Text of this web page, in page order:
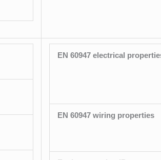
EN 60947 electrical
EN 60947 wiring properties